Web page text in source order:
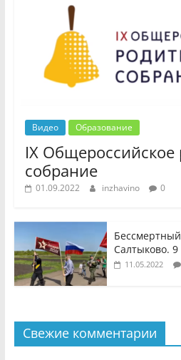
Видео Образование
IX Общероссийское
собрание
01.09.2022 inzhavino 0
Салтыково. 9
11.05.2022
Свежие комментарии